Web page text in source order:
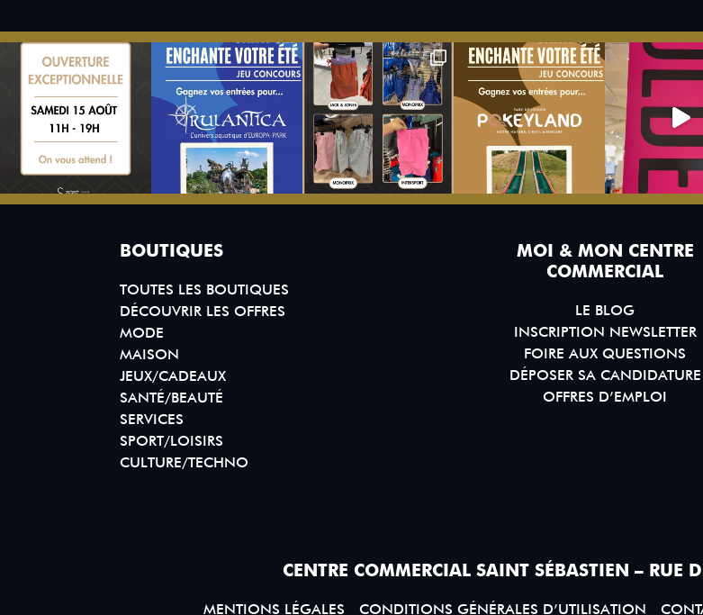
BOUTIQUES
TOUTES LES BOUTIQUES
DÉCOUVRIR LES OFFRES
MODE
MAISON
JEUX/CADEAUX
SANTÉ/BEAUTÉ
SERVICES
SPORT/LOISIRS
CULTURE/TECHNO
MOI & MON CENTRE
COMMERCIAL
LE BLOG
INSCRIPTION NEWSLETTER
FOIRE AUX QUESTIONS
DÉPOSER SA CANDIDATURE
OFFRES D’EMPLOI
CENTRE COMMERCIAL SAINT SÉBASTIEN – RUE
MENTIONS LÉGALES CONDITIONS GÉNÉRALES D’UTILISATION